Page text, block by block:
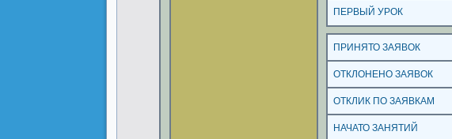
ПЕРВЫЙ УРОК
ПРИНЯТО ЗАЯВОК
ОТКЛОНЕНО ЗАЯВОК
ОТКЛИК ПО ЗАЯВКАМ
НАЧАТО ЗАНЯТИЙ